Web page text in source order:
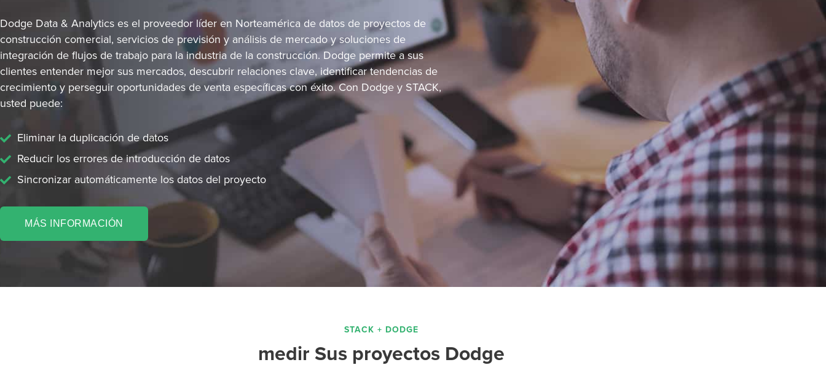
Dodge Data & Analytics es el proveedor líder en Norteamérica de datos de proyectos de
construcción comercial, servicios de previsión y análisis de mercado y soluciones de
integración de flujos de trabajo para la industria de la construcción. Dodge permite a sus
clientes entender mejor sus mercados, descubrir relaciones clave, identificar tendencias de
crecimiento y perseguir oportunidades de venta específicas con éxito. Con Dodge y STACK,
usted puede:
Eliminar la duplicación de datos
Reducir los errores de introducción de datos
Sincronizar automáticamente los datos del proyecto
MÁS INFORMACIÓN
STACK + DODGE
medir Sus proyectos Dodge